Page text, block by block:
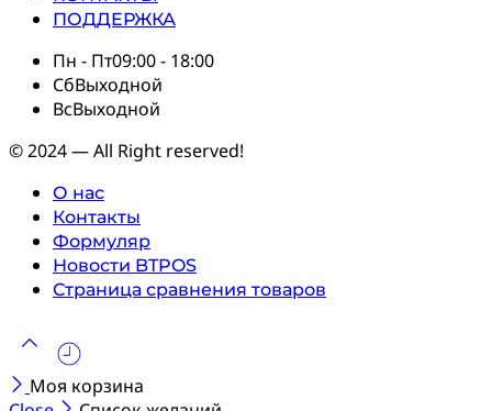
ПОДДЕРЖКА
Пн - Пт09:00 - 18:00
СбВыходной
ВсВыходной
© 2024 — All Right reserved!
О нас
Контакты
Формуляр
Новости BTPOS
Страница сравнения товаров
Моя корзина